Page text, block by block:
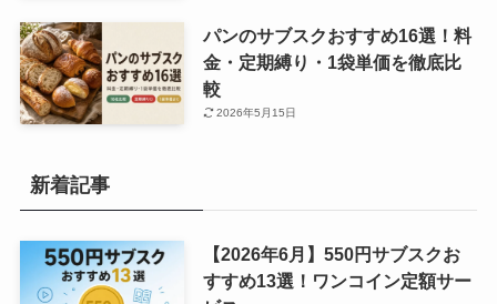
パンのサブスクおすすめ16選！料
金・定期縛り・1袋単価を徹底比
較
2026年5月15日
新着記事
【2026年6月】550円サブスクお
すすめ13選！ワンコイン定額サー